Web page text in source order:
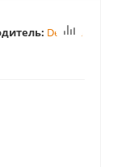
Deform